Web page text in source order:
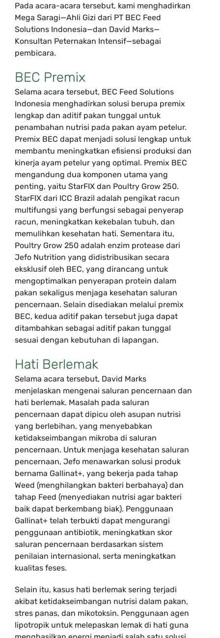
Pada acara-acara tersebut, kami menghadirkan
Mega Saragi—Ahli Gizi dari PT BEC Feed
Solutions Indonesia—dan David Marks—
Konsultan Peternakan Intensif—sebagai
pembicara.
BEC Premix
Selama acara tersebut, BEC Feed Solutions
Indonesia menghadirkan solusi berupa premix
lengkap dan aditif pakan tunggal untuk
penambahan nutrisi pada pakan ayam petelur.
Premix BEC dapat menjadi solusi lengkap untuk
membantu meningkatkan efisiensi produksi dan
kinerja ayam petelur yang optimal. Premix BEC
mengandung dua komponen utama yang
penting, yaitu StarFIX dan Poultry Grow 250.
StarFIX dari ICC Brazil adalah pengikat racun
multifungsi yang berfungsi sebagai penyerap
racun, meningkatkan kekebalan tubuh, dan
memulihkan kesehatan hati. Sementara itu,
Poultry Grow 250 adalah enzim protease dari
Jefo Nutrition yang didistribusikan secara
eksklusif oleh BEC, yang dirancang untuk
mengoptimalkan penyerapan protein dalam
pakan sekaligus menjaga kesehatan saluran
pencernaan. Selain disediakan melalui premix
BEC, kedua aditif pakan tersebut juga dapat
ditambahkan sebagai aditif pakan tunggal
sesuai dengan kebutuhan di lapangan.
Hati Berlemak
Selama acara tersebut, David Marks
menjelaskan mengenai saluran pencernaan dan
hati berlemak. Masalah pada saluran
pencernaan dapat dipicu oleh asupan nutrisi
yang berlebihan, yang menyebabkan
ketidakseimbangan mikroba di saluran
pencernaan. Untuk menjaga kesehatan saluran
pencernaan, Jefo menawarkan solusi produk
bernama Gallinat+, yang bekerja pada tahap
Weed (menghilangkan bakteri berbahaya) dan
tahap Feed (menyediakan nutrisi agar bakteri
baik dapat berkembang biak). Penggunaan
Gallinat+ telah terbukti dapat mengurangi
penggunaan antibiotik, meningkatkan skor
saluran pencernaan berdasarkan sistem
penilaian internasional, serta meningkatkan
kualitas feses.
Selain itu, kasus hati berlemak sering terjadi
akibat ketidakseimbangan nutrisi dalam pakan,
stres panas, dan mikotoksin. Penggunaan agen
lipotropik untuk melepaskan lemak di hati guna